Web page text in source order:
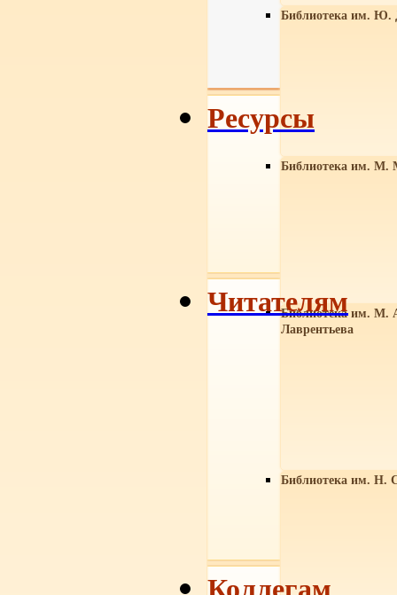
Библиотека им. Ю.
Библиотека им. М.
Библиотека им. М.
Лаврентьева
Библиотека им. Н.
Ресурсы
Читателям